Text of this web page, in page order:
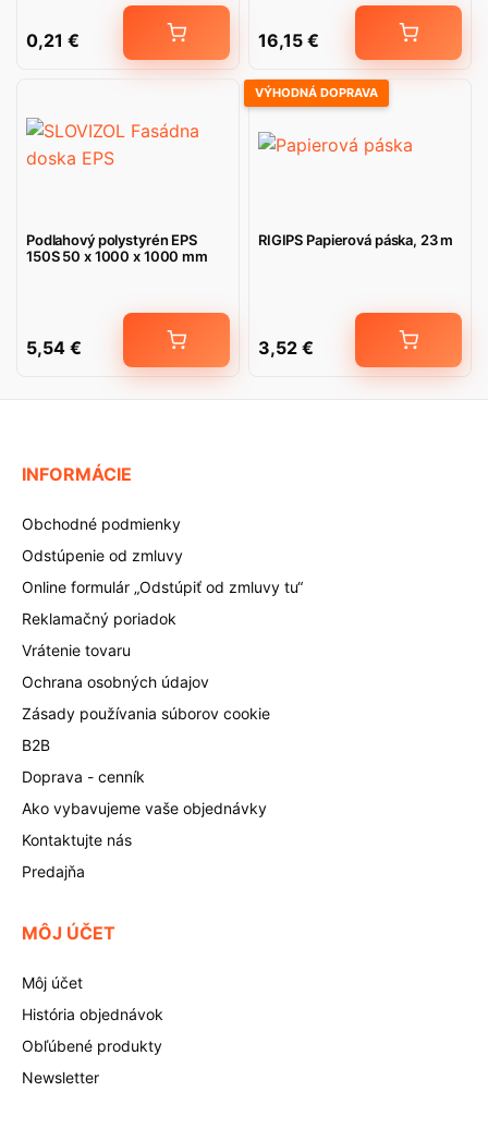
0,21 € 16,15 €
Podlahový polystyrén EPS
150S 50 x 1000 x 1000 mm
5,54 €
VÝHODNÁ DOPRAVA
RIGIPS Papierová páska, 23 m
3,52 €
INFORMÁCIE
Obchodné podmienky
Odstúpenie od zmluvy
Online formulár „Odstúpiť od zmluvy tu“
Reklamačný poriadok
Vrátenie tovaru
Ochrana osobných údajov
Zásady používania súborov cookie
B2B
Doprava - cenník
Ako vybavujeme vaše objednávky
Kontaktujte nás
Predajňa
MÔJ ÚČET
Môj účet
História objednávok
Obľúbené produkty
Newsletter